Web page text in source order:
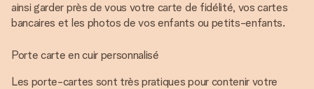
ainsi garder près de vous votre carte de fidélité, vos cartes
bancaires et les photos de vos enfants ou petits-enfants.
Porte carte en cuir personnalisé
Les porte-cartes sont très pratiques pour contenir votre